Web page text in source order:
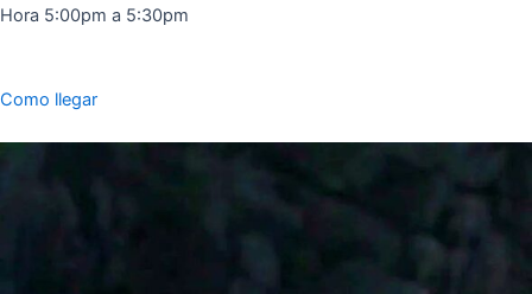
Hora 5:00pm a 5:30pm
Como llegar